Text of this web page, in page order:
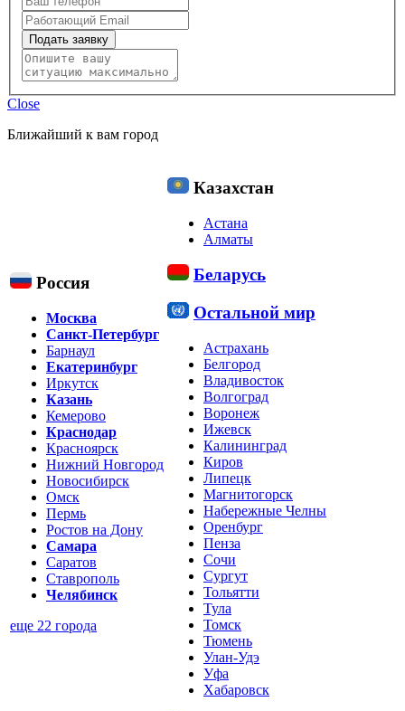
Подать заявку
Close
Ближайший к вам город
Россия
Москва
Санкт-Петербург
Барнаул
Екатеринбург
Иркутск
Казань
Кемерово
Краснодар
Красноярск
Нижний Новгород
Новосибирск
Омск
Пермь
Ростов на Дону
Самара
Саратов
Ставрополь
Челябинск
еще 22 города
Казахстан
Астана
Алматы
Беларусь
Остальной мир
Астрахань
Белгород
Владивосток
Волгоград
Воронеж
Ижевск
Калининград
Киров
Липецк
Магнитогорск
Набережные Челны
Оренбург
Пенза
Сочи
Сургут
Тольятти
Тула
Томск
Тюмень
Улан-Удэ
Уфа
Хабаровск